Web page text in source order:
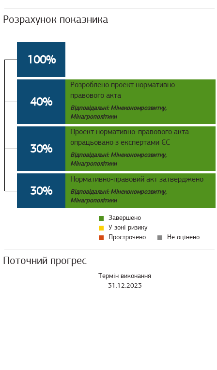
Розрахунок показника
100%
40%
Розроблено проект нормативно-
правового акта
Відповідальні: Мінекономрозвитку,
Мінагрополітики
30%
Проект нормативно-правового акта
опрацьовано з експертами ЄС
Відповідальні: Мінекономрозвитку,
Мінагрополітики
30%
Нормативно-правовий акт затверджено
Відповідальні: Мінекономрозвитку,
Мінагрополітики
Завершено
У зоні ризику
Прострочено
Не оцінено
Поточний прогрес
Термін виконання
31.12.2023